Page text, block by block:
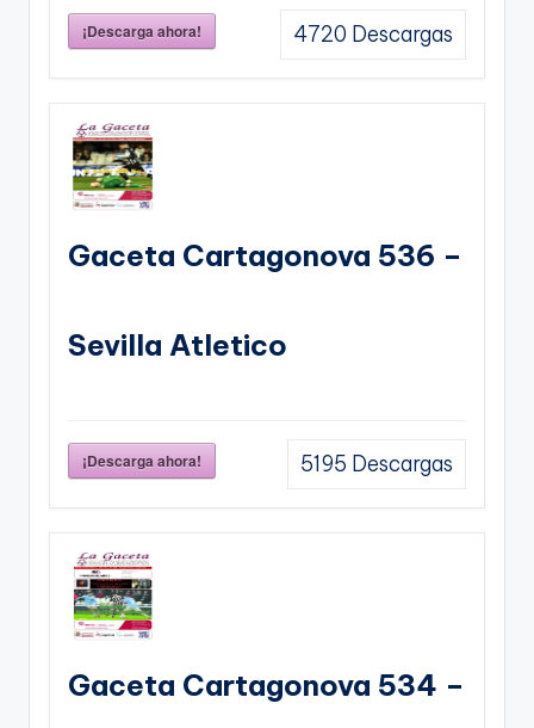
¡Descarga ahora! 4720 Descargas
Gaceta Cartagonova 536 –
Sevilla Atletico
¡Descarga ahora! 5195 Descargas
Gaceta Cartagonova 534 –